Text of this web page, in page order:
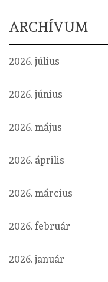
ARCHÍVUM
2026. július
2026. június
2026. május
2026. április
2026. március
2026. február
2026. január